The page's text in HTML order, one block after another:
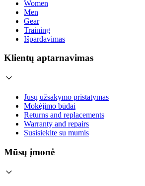
Women
Men
Gear
Training
Išpardavimas
Klientų aptarnavimas
Jūsų užsakymo pristatymas
Mokėjimo būdai
Returns and replacements
Warranty and repairs
Susisiekite su mumis
Mūsų įmonė